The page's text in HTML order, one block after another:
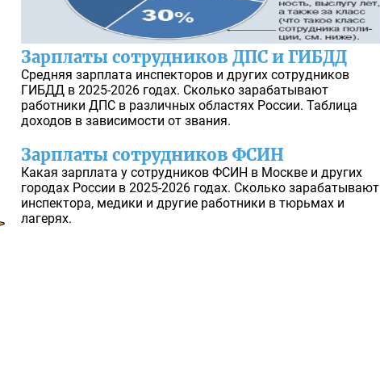
Зарплаты сотрудников ДПС и ГИБДД
Средняя зарплата инспекторов и других сотрудников
ГИБДД в 2025-2026 годах. Сколько зарабатывают
работники ДПС в различных областях России. Таблица
доходов в зависимости от звания.
Зарплаты сотрудников ФСИН
Какая зарплата у сотрудников ФСИН в Москве и других
городах России в 2025-2026 годах. Сколько зарабатывают
инспектора, медики и другие работники в тюрьмах и
лагерях.